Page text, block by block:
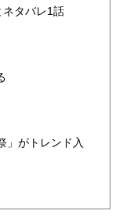
ネタバレ1話
」がトレンド入